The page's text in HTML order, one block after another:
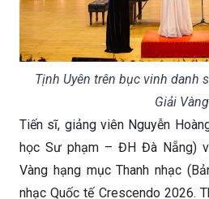
Tịnh Uyên trên bục vinh danh
Giải Vàng
Tiến sĩ, giảng viên Nguyễn
học Sư phạm – ĐH Đà Nẵng)
Vàng hạng mục Thanh nhạc
nhạc Quốc tế Crescendo 2026.